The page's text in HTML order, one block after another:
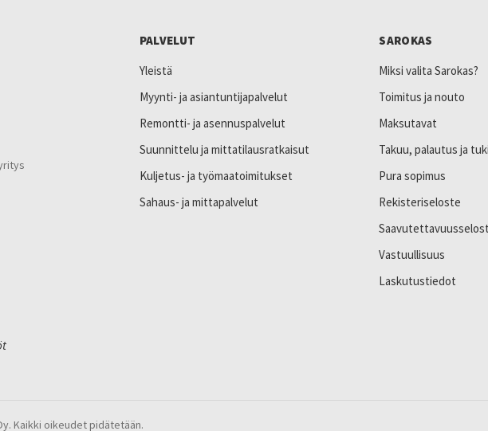
PALVELUT
Yleistä
Myynti- ja asiantuntijapalvelut
Remontti- ja asennuspalvelut
Suunnittelu ja mittatilausratkaisut
Kuljetus- ja työmaatoimitukset
Sahaus- ja mittapalvelut
SAROKAS
Miksi valita Sarokas?
Toimitus ja nouto
Maksutavat
Takuu, palautus ja
Pura sopimus
Rekisteriseloste
Vastuullisuus
Laskutustiedot
Kaikki oikeudet pidätetään.